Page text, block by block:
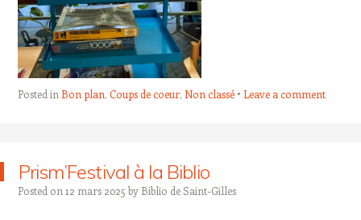
Posted in Bon plan, Coups de coeur, Non classé Leave a comment
Prism’Festival à la Biblio
Posted on 12 mars 2025 by Biblio de Saint-Gilles